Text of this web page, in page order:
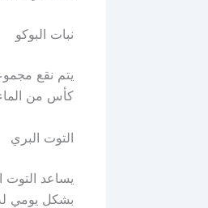
نبات البوكو
يتم نقع
كأس من الماء
التوت البري
يساعد التوت
بشكل يومي